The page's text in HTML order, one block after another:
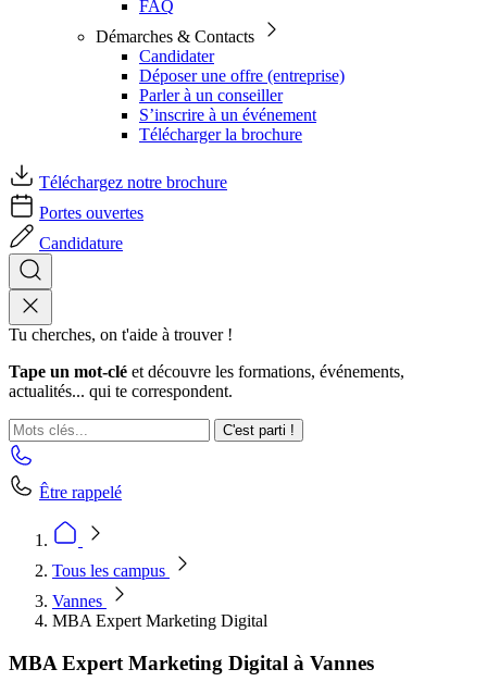
FAQ
Démarches & Contacts
Candidater
Déposer une offre (entreprise)
Parler à un conseiller
S’inscrire à un événement
Télécharger la brochure
Téléchargez notre brochure
Portes ouvertes
Candidature
Tu cherches, on t'aide à trouver !
Tape un mot-clé et découvre les formations, événements,
actualités... qui te correspondent.
C'est parti !
Être rappelé
Tous les campus
Vannes
MBA Expert Marketing Digital
MBA Expert Marketing Digital à Vannes